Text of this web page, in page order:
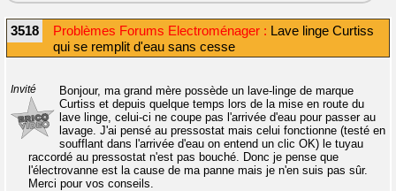
3518 Problèmes Forums Electroménager : Lave linge Curtiss
qui se remplit d'eau sans cesse
Invité
Bonjour, ma grand mère possède un lave-linge de marque
Curtiss et depuis quelque temps lors de la mise en route du
lave linge, celui-ci ne coupe pas l'arrivée d'eau pour passer au
lavage. J'ai pensé au pressostat mais celui fonctionne (testé en
soufflant dans l'arrivée d'eau on entend un clic OK) le tuyau
raccordé au pressostat n'est pas bouché. Donc je pense que
l'électrovanne est la cause de ma panne mais je n'en suis pas sûr.
Merci pour vos conseils.